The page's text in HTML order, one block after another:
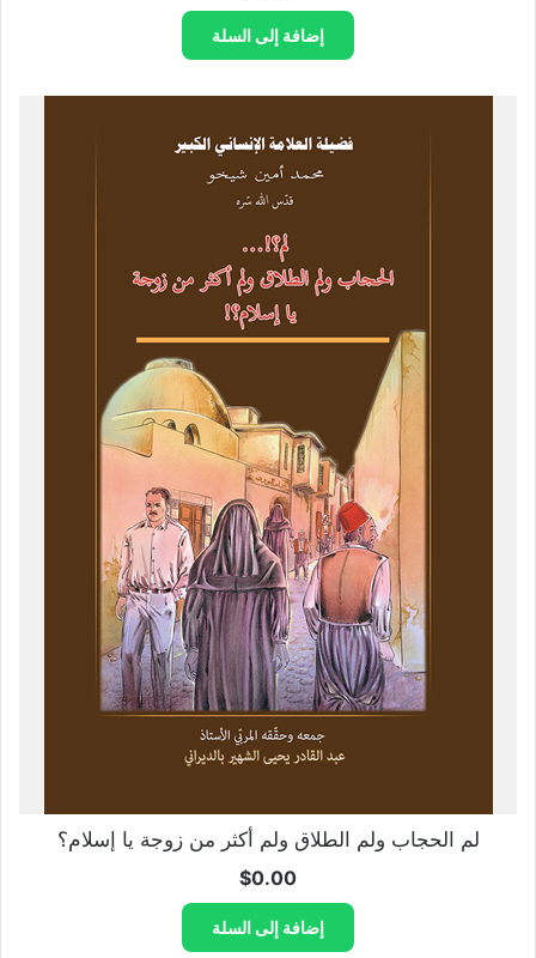
إضافة إلى السلة
لم الحجاب ولم الطلاق ولم أكثر من زوجة يا إسلام؟
$0.00
إضافة إلى السلة